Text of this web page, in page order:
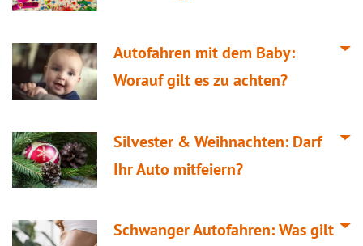
Autofahren mit dem Baby:
Worauf gilt es zu achten?
Silvester & Weihnachten: Darf
Ihr Auto mitfeiern?
Schwanger Autofahren: Was gilt